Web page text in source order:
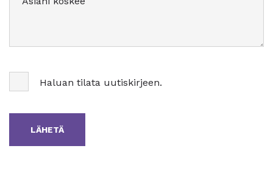
Haluan tilata uutiskirjeen.